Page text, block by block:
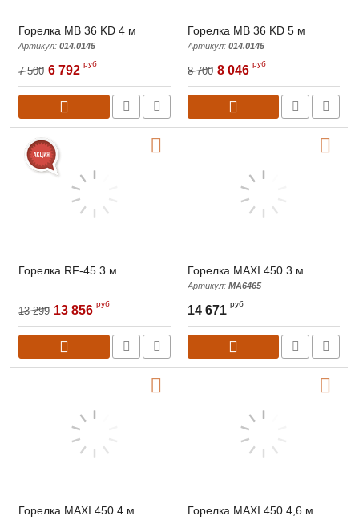
Горелка MB 36 KD 4 м
Артикул: 014.0145
7 500 6 792 руб
Горелка MB 36 KD 5 м
Артикул: 014.0145
8 700 8 046 руб
Горелка RF-45 3 м
13 299 13 856 руб
Горелка MAXI 450 3 м
Артикул: MA6465
14 671 руб
Горелка MAXI 450 4 м Горелка MAXI 450 4,6 м